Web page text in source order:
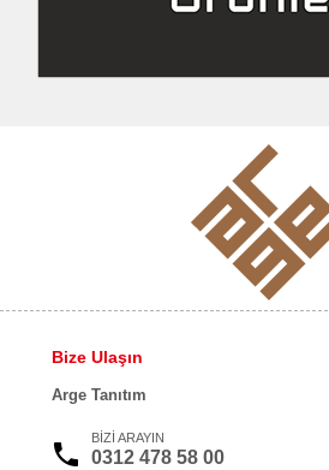
Bize Ulaşın
Arge Tanıtım
BİZİ ARAYIN
0312 478 58 00